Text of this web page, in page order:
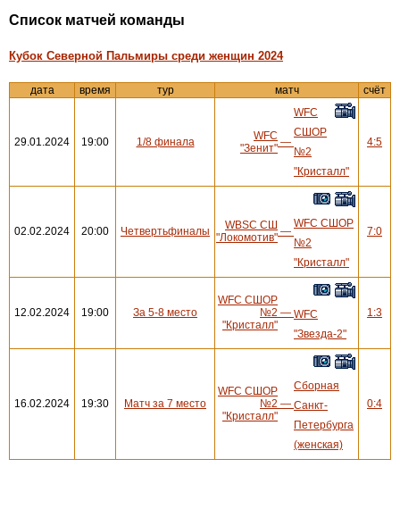
Cписок матчей команды
Кубок Северной Пальмиры среди женщин 2024
дата время тур матч счёт
29.01.2024 19:00 1/8 финала
WFC
"Зенит" —
WFC
СШОР
№2
"Кристалл"
4:5
02.02.2024 20:00 Четвертьфиналы
WBSC СШ
"Локомотив" —
WFC СШОР
№2
"Кристалл"
7:0
12.02.2024 19:00 За 5-8 место
WFC СШОР
№2
"Кристалл"
— WFC
"Звезда-2"
1:3
16.02.2024 19:30 Матч за 7 место
WFC СШОР
№2
"Кристалл"
—
Сборная
Санкт-
Петербурга
(женская)
0:4